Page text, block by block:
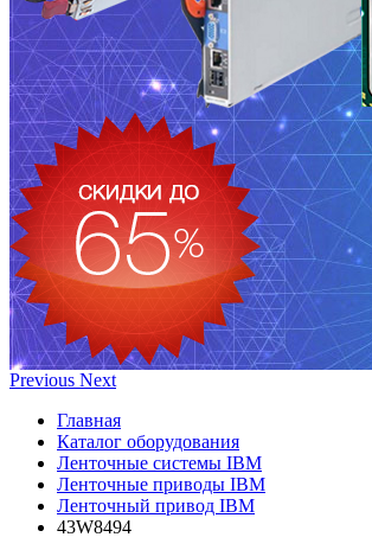
Previous Next
Главная
Каталог оборудования
Ленточные системы IBM
Ленточные приводы IBM
Ленточный привод IBM
43W8494